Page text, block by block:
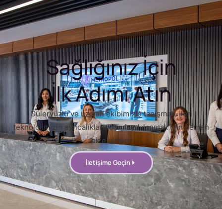
Sağlığınız İçin
İlk Adımı Atın
Güleryüzlü ve uzman ekibimizle tanışmak, ileri
teknolojimizin ayrıcalıklarından faydalanmak için hemen
bize ulaşın.
İletişime Geçin